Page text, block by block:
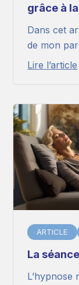
grâce à
Dans cet
de mon
Lire l’article
ARTICLE
La
L’hypnose